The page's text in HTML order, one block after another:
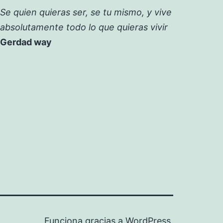
Se quien quieras ser, se tu mismo, y vive
absolutamente todo lo que quieras vivir
Gerdad way
Funciona gracias a WordPress